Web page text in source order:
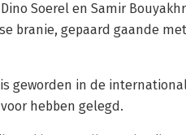
Soerel en Samir
branie, gepaard gaande met
geworden in de
hebben gelegd.